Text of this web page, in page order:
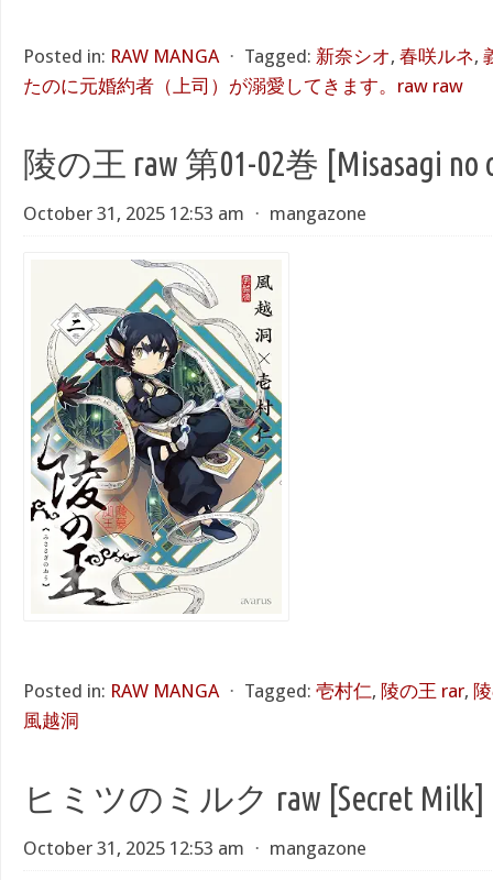
Posted in: RAW MANGA ⋅ Tagged: 新奈シオ, 春咲ルネ,
たのに元婚約者（上司）が溺愛してきます。raw raw
陵の王 raw 第01-02巻 [Misasagi no
October 31, 2025 12:53 am ⋅ mangazone
Posted in: RAW MANGA ⋅ Tagged: 壱村仁, 陵の王 rar,
風越洞
ヒミツのミルク raw [Secret Milk]
October 31, 2025 12:53 am ⋅ mangazone